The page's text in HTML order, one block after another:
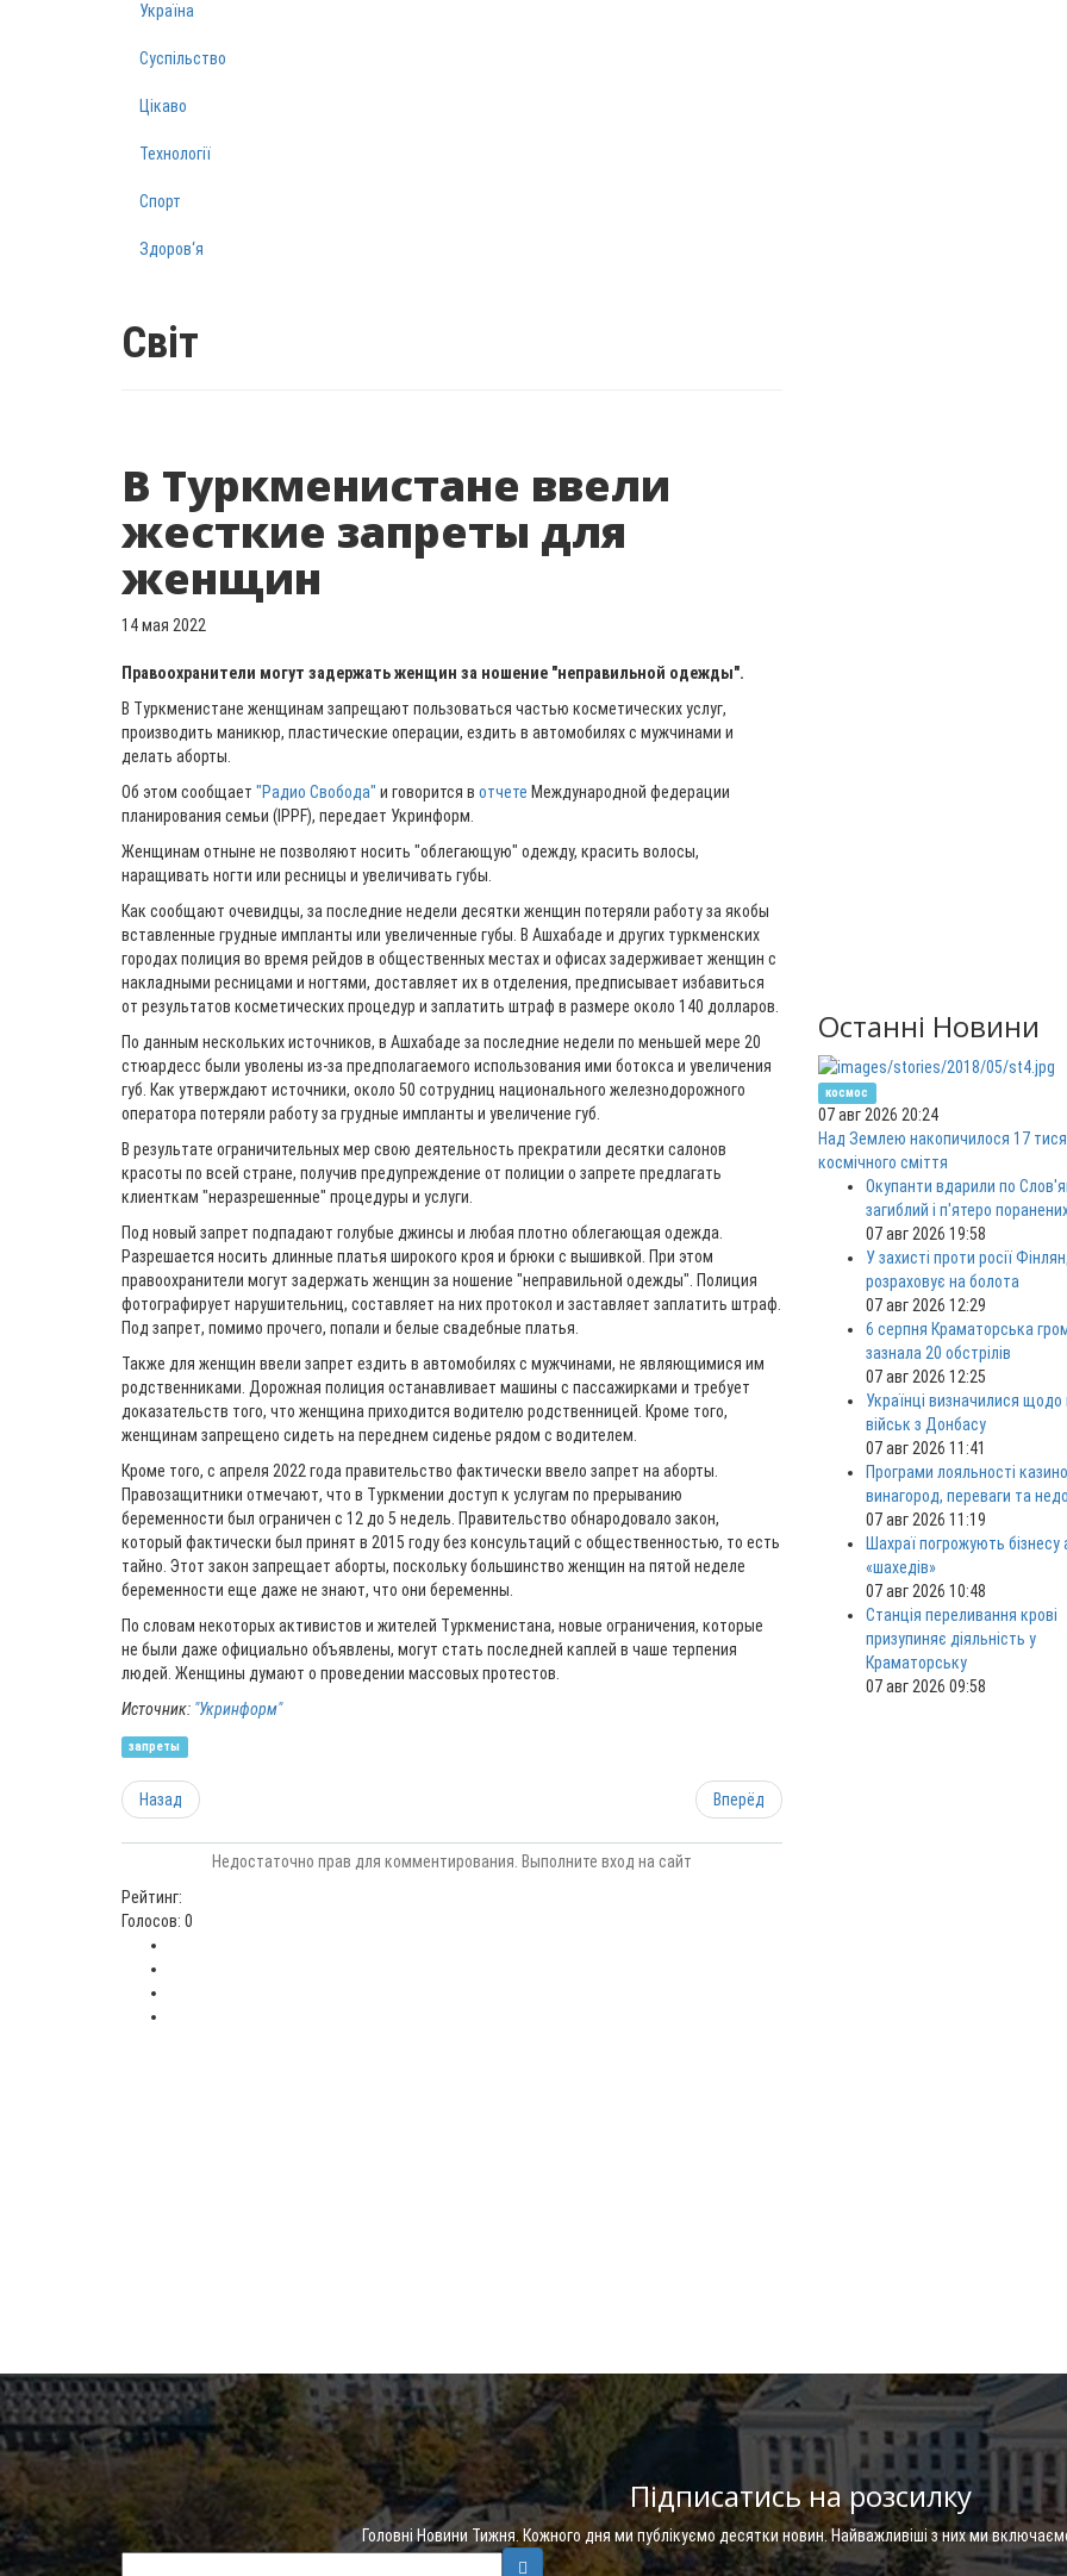
Україна
Суспільство
Цікаво
Технології
Спорт
Здоров‘я
Світ
В Туркменистане ввели
жесткие запреты для
женщин
14 мая 2022
Правоохранители могут задержать женщин за ношение "неправильной одежды".
В Туркменистане женщинам запрещают пользоваться частью косметических услуг,
производить маникюр, пластические операции, ездить в автомобилях с мужчинами и
делать аборты.
Об этом сообщает "Радио Свобода" и говорится в отчете Международной федерации
планирования семьи (IPPF), передает Укринформ.
Женщинам отныне не позволяют носить "облегающую" одежду, красить волосы,
наращивать ногти или ресницы и увеличивать губы.
Как сообщают очевидцы, за последние недели десятки женщин потеряли работу за якобы
вставленные грудные импланты или увеличенные губы. В Ашхабаде и других туркменских
городах полиция во время рейдов в общественных местах и ​​офисах задерживает женщин с
накладными ресницами и ногтями, доставляет их в отделения, предписывает избавиться
от результатов косметических процедур и заплатить штраф в размере около 140 долларов.
По данным нескольких источников, в Ашхабаде за последние недели по меньшей мере 20
стюардесс были уволены из-за предполагаемого использования ими ботокса и увеличения
губ. Как утверждают источники, около 50 сотрудниц национального железнодорожного
оператора потеряли работу за грудные импланты и увеличение губ.
В результате ограничительных мер свою деятельность прекратили десятки салонов
красоты по всей стране, получив предупреждение от полиции о запрете предлагать
клиенткам "неразрешенные" процедуры и услуги.
Под новый запрет подпадают голубые джинсы и любая плотно облегающая одежда.
Разрешается носить длинные платья широкого кроя и брюки с вышивкой. При этом
правоохранители могут задержать женщин за ношение "неправильной одежды". Полиция
фотографирует нарушительниц, составляет на них протокол и заставляет заплатить штраф.
Под запрет, помимо прочего, попали и белые свадебные платья.
Также для женщин ввели запрет ездить в автомобилях с мужчинами, не являющимися им
родственниками. Дорожная полиция останавливает машины с пассажирками и требует
доказательств того, что женщина приходится водителю родственницей. Кроме того,
женщинам запрещено сидеть на переднем сиденье рядом с водителем.
Кроме того, с апреля 2022 года правительство фактически ввело запрет на аборты.
Правозащитники отмечают, что в Туркмении доступ к услугам по прерыванию
беременности был ограничен с 12 до 5 недель. Правительство обнародовало закон,
который фактически был принят в 2015 году без консультаций с общественностью, то есть
тайно. Этот закон запрещает аборты, поскольку большинство женщин на пятой неделе
беременности еще даже не знают, что они беременны.
По словам некоторых активистов и жителей Туркменистана, новые ограничения, которые
не были даже официально объявлены, могут стать последней каплей в чаше терпения
людей. Женщины думают о проведении массовых протестов.
Источник: "Укринформ"
запреты
Назад Вперёд
Недостаточно прав для комментирования. Выполните вход на сайт
Рейтинг:
Голосов: 0
Останні Новини
космос
07 авг 2026 20:24
Над Землею накопичилося 17
космічного сміття
Окупанти вдарили по
загиблий і п'ятеро
07 авг 2026 19:58
У захисті проти росії
розраховує на болота
07 авг 2026 12:29
6 серпня Краматорська
зазнала 20 обстрілів
07 авг 2026 12:25
Українці визначилися щодо
військ з Донбасу
07 авг 2026 11:41
Програми лояльності
винагород, переваги та
07 авг 2026 11:19
Шахраї погрожують бізнесу
«шахедів»
07 авг 2026 10:48
Станція переливання крові
призупиняє діяльність у
Краматорську
07 авг 2026 09:58
Підписатись на розсилку
Головні Новини Тижня. Кожного дня ми публікуємо десятки новин. Найважливіші з них ми